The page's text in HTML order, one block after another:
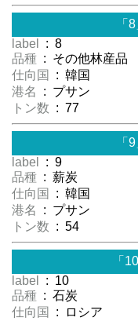
「
label
: 8
品種 : その他林産品
仕向国
: 韓国
港名
: プサン
トン数 : 77
「
label
: 9
品種 : 薪炭
仕向国
: 韓国
港名
: プサン
トン数 : 54
「
label
: 10
品種 : 石炭
仕向国
: ロシア